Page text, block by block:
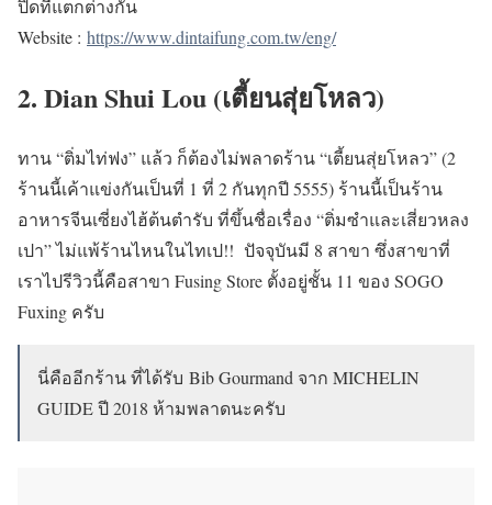
ปิดที่แตกต่างกัน
Website : https://www.dintaifung.com.tw/eng/
2. Dian Shui Lou (เตี้ยนสุ่ยโหลว)
ทาน “ติ่มไท่ฟง” แล้ว ก็ต้องไม่พลาดร้าน “เตี้ยนสุ่ยโหลว” (2
ร้านนี้เค้าแข่งกันเป็นที่ 1 ที่ 2 กันทุกปี 5555) ร้านนี้เป็นร้าน
อาหารจีนเซี่ยงไฮ้ต้นตำรับ ที่ขึ้นชื่อเรื่อง “ติ่มซำและเสี่ยวหลง
เปา” ไม่แพ้ร้านไหนในไทเป!! ปัจจุบันมี 8 สาขา ซึ่งสาขาที่
เราไปรีวิวนี้คือสาขา Fusing Store ตั้งอยู่ชั้น 11 ของ SOGO
Fuxing ครับ
นี่คืออีกร้าน ที่ได้รับ Bib Gourmand จาก MICHELIN
GUIDE ปี 2018 ห้ามพลาดนะครับ